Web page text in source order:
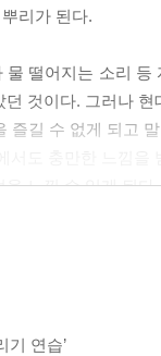
리가 된다.
물 떨어지는 소리
것이다. 그러나
길 수 없게 되고 말
느낄 수 있게 된다.
동할 때 짧은 순
이런저런 것을 ‘생
어버리게 된다.
기 연습’